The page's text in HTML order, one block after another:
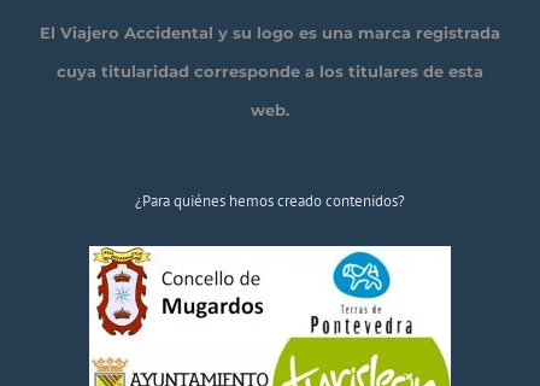
El Viajero Accidental y su logo es una marca registrada
cuya titularidad corresponde a los titulares de esta
web.
¿Para quiénes hemos creado contenidos?